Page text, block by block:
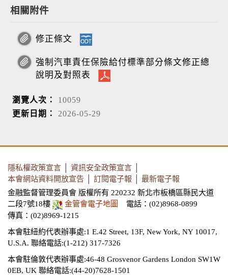
相關附件
修正條文
強制汽車責任保險給付標準部分條文修正總
說明及對照表
瀏覽人次： 10059
更新日期： 2026-05-29
隱私權政策宣言 資訊安全政策宣言
本會網站資料開放宣告
訂閱電子報
最新電子報
金融監督管理委員會 版權所有 220232 新北市板橋區縣民大道
二段7號18樓
金管會電子地圖
電話：(02)8968-0899
傳真：(02)8969-1215
本會駐紐約代表辦事處:1 E.42 Street, 13F, New York, NY 10017,
U.S.A. 聯絡電話:(1-212) 317-7326
本會駐倫敦代表辦事處:46-48 Grosvenor Gardens London SW1W
0EB, UK 聯絡電話:(44-20)7628-1501